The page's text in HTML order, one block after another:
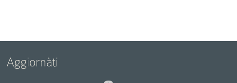
Aggiornàti